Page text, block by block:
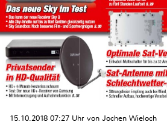
15.10.2018 07:27 Uhr von Jochen Wieloch